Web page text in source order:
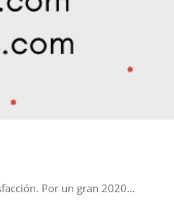
Por un gran 2020…